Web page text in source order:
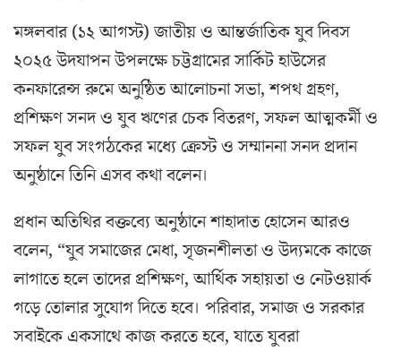
মঙ্গলবার (১২ আগস্ট) জাতীয় ও আন্তর্জাতিক যুব দিবস
২০২৫ উদযাপন উপলক্ষে চট্টগ্রামের সার্কিট হাউসের
কনফারেন্স রুমে অনুষ্ঠিত আলোচনা সভা, শপথ গ্রহণ,
প্রশিক্ষণ সনদ ও যুব ঋণের চেক বিতরণ, সফল আত্মকর্মী ও
সফল যুব সংগঠকের মধ্যে ক্রেস্ট ও সম্মাননা সনদ প্রদান
অনুষ্ঠানে তিনি এসব কথা বলেন।
প্রধান অতিথির বক্তব্যে অনুষ্ঠানে শাহাদাত হোসেন আরও
বলেন, “যুব সমাজের মেধা, সৃজনশীলতা ও উদ্যমকে কাজে
লাগাতে হলে তাদের প্রশিক্ষণ, আর্থিক সহায়তা ও নেটওয়ার্ক
গড়ে তোলার সুযোগ দিতে হবে। পরিবার, সমাজ ও সরকার
সবাইকে একসাথে কাজ করতে হবে, যাতে যুবরা